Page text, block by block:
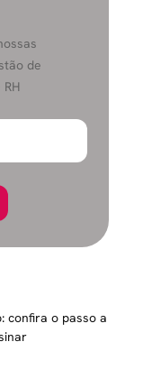
de
confira o passo a